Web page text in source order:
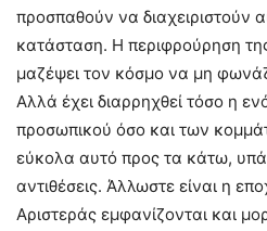
προσπαθούν να διαχειριστούν
κατάσταση. Η περιφρούρηση
μαζέψει τον κόσμο να μη
Αλλά έχει διαρρηχθεί τόσο η
προσωπικού όσο και των
εύκολα αυτό προς τα κάτω,
αντιθέσεις. Άλλωστε είναι η
Αριστεράς εμφανίζονται και